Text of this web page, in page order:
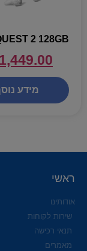
1,449.00
מידע
ראשי
אודותינו
שירות לקוחות
תנאי רכישה
מאמרים